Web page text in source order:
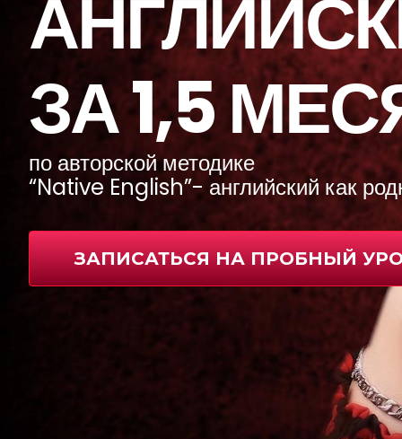
ЗА 1,5
по авторской методике
“Native English”- английский как
ЗАПИСАТЬСЯ НА ПРОБНЫЙ